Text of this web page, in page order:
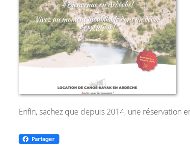
Enfin, sachez que depuis 2014, une réservation